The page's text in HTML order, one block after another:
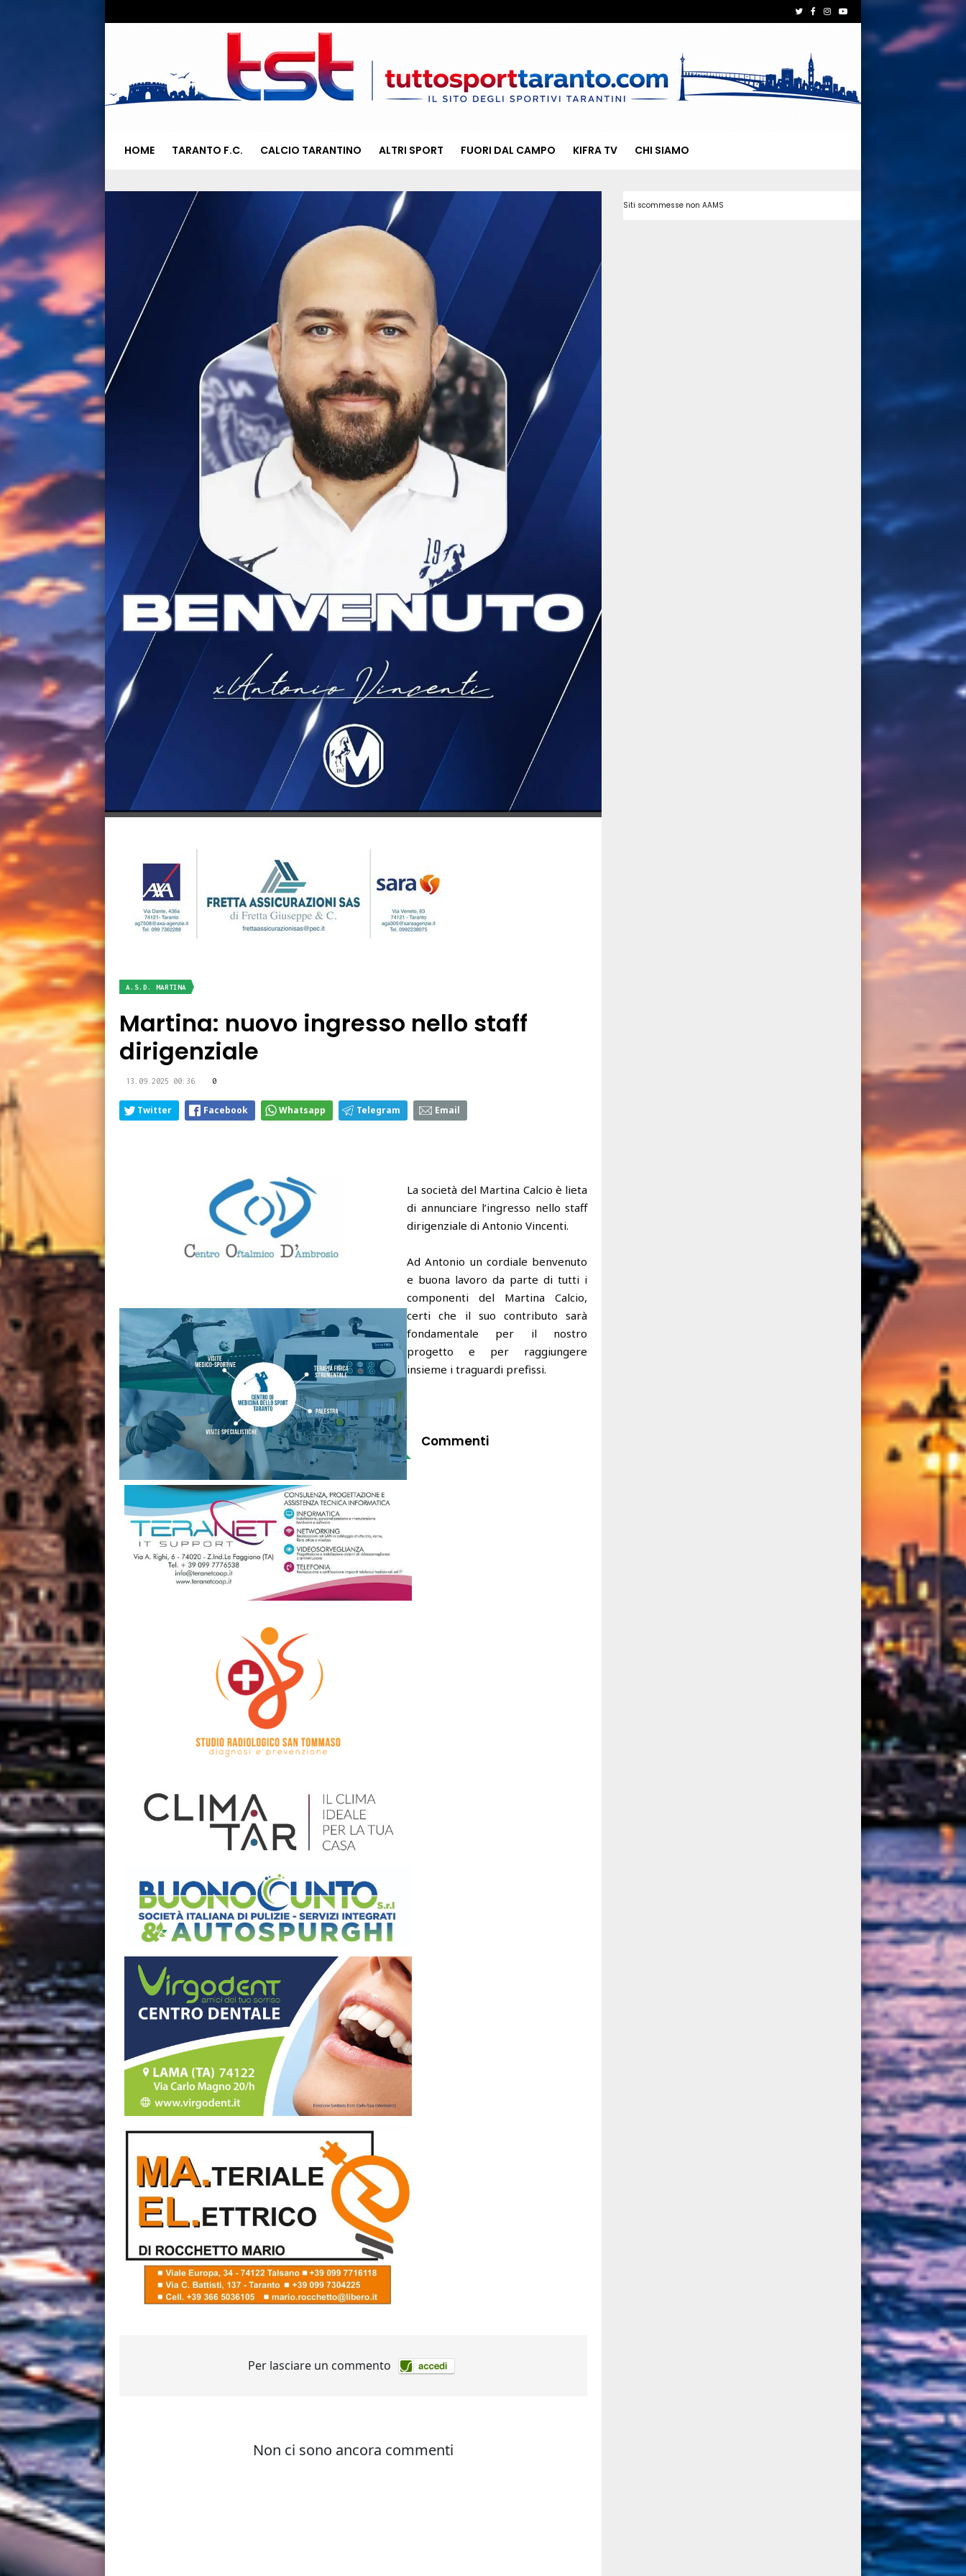
HOME TARANTO F.C. CALCIO TARANTINO ALTRI SPORT FUORI DAL CAMPO KIFRA TV CHI SIAMO
A.S.D. MARTINA
Martina: nuovo ingresso nello staff
dirigenziale
13.09.2025 00:36 0
Twitter Facebook Whatsapp Telegram Email
La società del Martina Calcio è lieta
di annunciare l’ingresso nello staff
dirigenziale di Antonio Vincenti.
Ad Antonio un cordiale benvenuto
e buona lavoro da parte di tutti i
componenti del Martina Calcio,
certi che il suo contributo sarà
fondamentale per il nostro
progetto e per raggiungere
insieme i traguardi prefissi.
Commenti
Siti scommesse non AAMS